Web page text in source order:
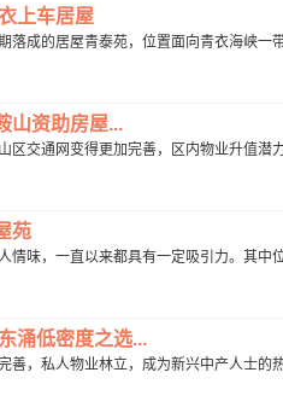
上车居屋
落成的居屋青泰苑，位置面向青衣海峡
山资助房屋...
区交通网变得更加完善，区内物业升值
苑
情味，一直以来都具有一定吸引力。其
涌低密度之选...
善，私人物业林立，成为新兴中产人士